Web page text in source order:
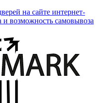
на сайте интернет-
возможность самовывоза